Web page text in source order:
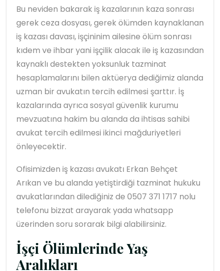
Bu neviden bakarak iş kazalarının kaza sonrası
gerek ceza dosyası, gerek ölümden kaynaklanan
iş kazası davası, işçininim ailesine ölüm sonrası
kıdem ve ihbar yani işçilik alacak ile iş kazasından
kaynaklı destekten yoksunluk tazminat
hesaplamalarını bilen aktüerya dediğimiz alanda
uzman bir avukatın tercih edilmesi şarttır. İş
kazalarında ayrıca sosyal güvenlik kurumu
mevzuatına hakim bu alanda da ihtisas sahibi
avukat tercih edilmesi ikinci mağduriyetleri
önleyecektir.
Ofisimizden iş kazası avukatı Erkan Behçet
Arıkan ve bu alanda yetiştirdiği tazminat hukuku
avukatlarından dilediğiniz de 0507 371 1717 nolu
telefonu bizzat arayarak yada whatsapp
üzerinden soru sorarak bilgi alabilirsiniz.
İşçi Ölümlerinde Yaş
Aralıkları